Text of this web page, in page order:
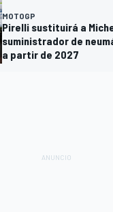
MOTOGP
Pirelli sustituirá a
suministrador de
a partir de 2027